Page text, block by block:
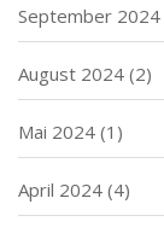
September 2024
August 2024 (2)
Mai 2024 (1)
April 2024 (4)